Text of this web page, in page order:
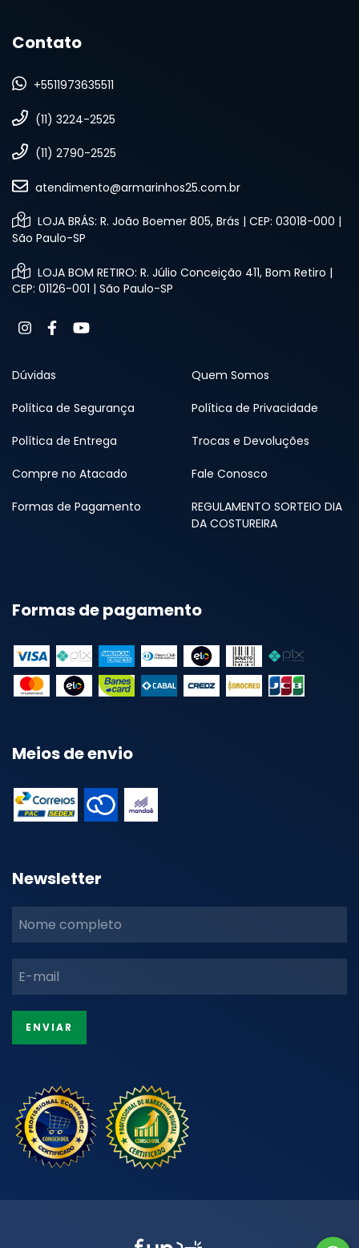
Contato
+5511973635511
(11) 3224-2525
(11) 2790-2525
atendimento@armarinhos25.com.br
LOJA BRÁS: R. João Boemer 805, Brás | CEP: 03018-000 |
São Paulo-SP
LOJA BOM RETIRO: R. Júlio Conceição 411, Bom Retiro |
CEP: 01126-001 | São Paulo-SP
Dúvidas Quem Somos
Política de Segurança Política de Privacidade
Política de Entrega Trocas e Devoluções
Compre no Atacado Fale Conosco
Formas de Pagamento
REGULAMENTO SORTEIO DIA
DA COSTUREIRA
Formas de pagamento
Meios de envio
Newsletter